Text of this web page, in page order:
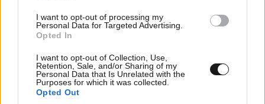
I want to opt-out of processing my
Personal Data for Targeted Advertising.
Opted In
I want to opt-out of Collection, Use,
Retention, Sale, and/or Sharing of my
Personal Data that Is Unrelated with the
Purposes for which it was collected.
Opted Out
Ο Όλιβερ Καν είναι ο μοναδικός τερματοφύλακας
βραβείο Golden Ball ως ο κορυφαίος παίκτης της
διοργάνωσης. Αυτό έγινε το 2002 και στο Παγκόσμιο
Κύπελλο της Ιαπωνίας και της Νότιας Κορέας, όπου